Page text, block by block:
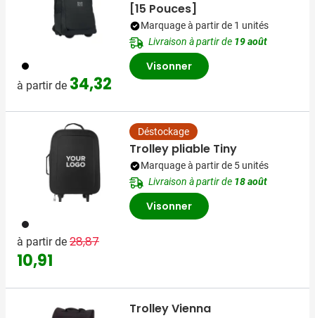
001
à partir de 34,32
[15 Pouces]
Marquage à partir de 1 unités
Livraison à partir de 19 août
Visonner
001
à partir de Prix normal
28,87
10,91
Déstockage
Trolley pliable Tiny
Marquage à partir de 5 unités
Livraison à partir de 18 août
Visonner
Trolley Vienna